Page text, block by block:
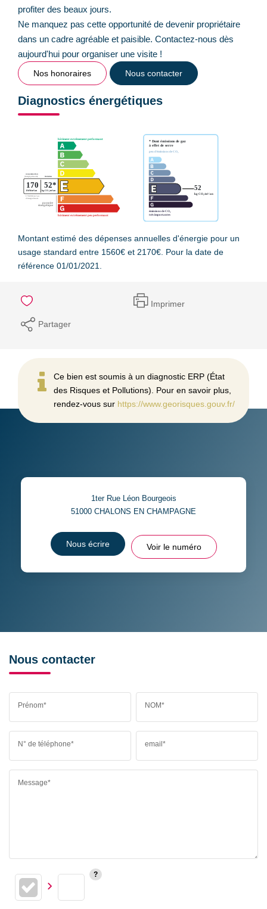
profiter des beaux jours.
Ne manquez pas cette opportunité de devenir propriétaire
dans un cadre agréable et paisible. Contactez-nous dès
aujourd'hui pour organiser une visite !
Nos honoraires Nous contacter
Diagnostics énergétiques
Montant estimé des dépenses annuelles d'énergie pour un
usage standard entre 1560€ et 2170€. Pour la date de
référence 01/01/2021.
Imprimer
Partager
Ce bien est soumis à un diagnostic ERP (État
des Risques et Pollutions). Pour en savoir plus,
rendez-vous sur https://www.georisques.gouv.fr/
1ter Rue Léon Bourgeois
51000 CHALONS EN CHAMPAGNE
Nous écrire Voir le numéro
Nous contacter
Prénom* NOM*
N° de téléphone* email*
Message*